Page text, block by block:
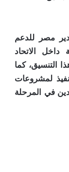
مصر للدعم
داخل الاتحاد
التنسيق، كما
لمشروعات
في المرحلة